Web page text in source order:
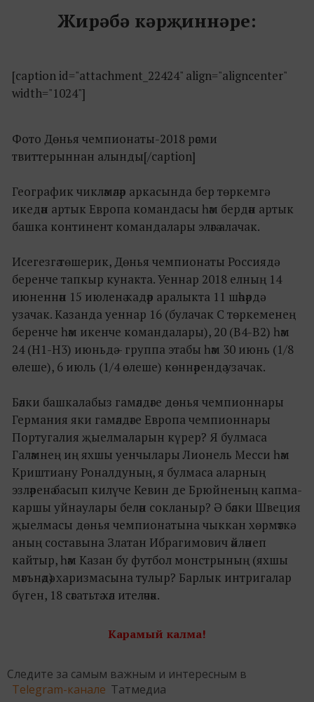
Жирәбә кәрҗиннәре:
[caption id="attachment_22424" align="aligncenter"
width="1024"]
Фото Дөнья чемпионаты-2018 рәсми
твиттерыннан алынды[/caption]
Географик чикләмәләр аркасында бер төркемгә
икедән артык Европа командасы һәм бердән артык
башка континент командалары эләгә алачак.
Исегезгә төшерик, Дөнья чемпионаты Россиядә
беренче тапкыр кунакта. Уеннар 2018 елның 14
июненнән 15 июленә кадәр аралыкта 11 шәһәрдә
узачак. Казанда уеннар 16 (булачак С төркеменең
беренче һәм икенче командалары), 20 (В4-В2) һәм
24 (Н1-Н3) июньдә – группа этабы һәм 30 июнь (1/8
өлеше), 6 июль (1/4 өлеше) көннәрендә узачак.
Бәлки башкалабыз гамәлдәге дөнья чемпионнары
Германия яки гамәлдәге Европа чемпионнары
Португалия җыелмаларын күрер? Я булмаса
Галәмнең иң яхшы уенчылары Лионель Месси һәм
Криштиану Роналдуның, я булмаса аларның
эзләренә басып килүче Кевин де Брюйненың капма-
каршы уйнаулары белән сокланыр? Ә бәлки Швеция
җыелмасы дөнья чемпионатына чыккан хөрмәткә
аның составына Златан Ибрагимович әйләнеп
кайтыр, һәм Казан бу футбол монстрының (яхшы
мәгънәдә) харизмасына тулыр? Барлык интригалар
бүген, 18 сәгатьтә хәл ителәчәк.
Карамый калма!
Следите за самым важным и интересным в
Telegram-канале Татмедиа